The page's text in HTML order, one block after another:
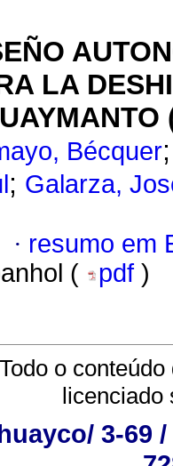
LA
Bécquer;
; Galarza,
· resumo em
(
pdf )
Todo o
licenciado
3-69